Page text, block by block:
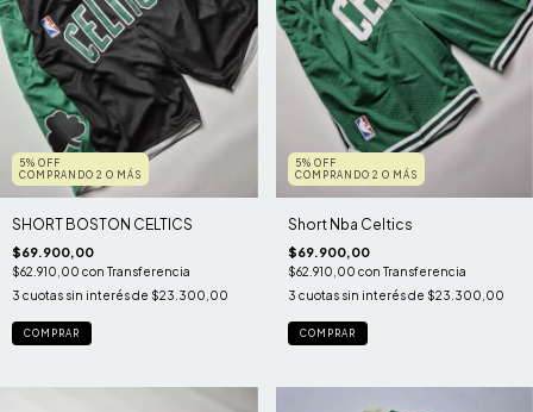
5% OFF
COMPRANDO 2 O MÁS
SHORT BOSTON CELTICS
$69.900,00
$62.910,00 con Transferencia
3 cuotas sin interés de $23.300,00
COMPRAR
5% OFF
COMPRANDO 2 O MÁS
Short Nba Celtics
$69.900,00
$62.910,00 con Transferencia
3 cuotas sin interés de $23.300,00
COMPRAR